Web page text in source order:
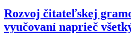
Rozvoj čitateľskej
vyučovaní naprieč